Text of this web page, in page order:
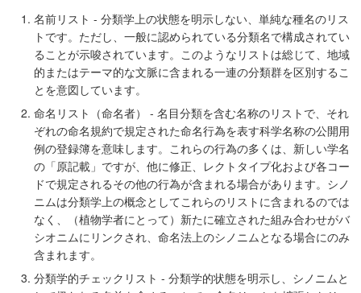
名前リスト - 分類学上の状態を明示しない、単純な種名のリス
トです。ただし、一般に認められている分類名で構成されてい
ることが示唆されています。このようなリストは総じて、地域
的またはテーマ的な文脈に含まれる一連の分類群を区別するこ
とを意図しています。
命名リスト（命名者） - 名目分類を含む名称のリストで、それ
ぞれの命名規約で規定された命名行為を表す科学名称の公開用
例の登録簿を意味します。これらの行為の多くは、新しい学名
の「原記載」ですが、他に修正、レクトタイプ化および各コー
ドで規定されるその他の行為が含まれる場合があります。シノ
ニムは分類学上の概念としてこれらのリストに含まれるのでは
なく、（植物学者にとって）新たに確立された組み合わせがバ
シオニムにリンクされ、命名法上のシノニムとなる場合にのみ
含まれます。
分類学的チェックリスト - 分類学的状態を明示し、シノニムと